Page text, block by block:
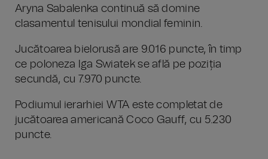
Aryna Sabalenka continuă să domine
clasamentul tenisului mondial feminin.
Jucătoarea bielorusă are 9.016 puncte, în timp
ce poloneza Iga Swiatek se află pe poziția
secundă, cu 7.970 puncte.
Podiumul ierarhiei WTA este completat de
jucătoarea americană Coco Gauff, cu 5.230
puncte.